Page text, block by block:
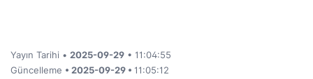
Yayın Tarihi • 2025-09-29 • 11:04:55
Güncelleme • 2025-09-29 • 11:05:12